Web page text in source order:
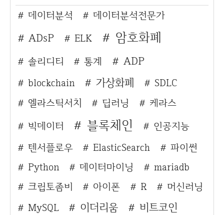
데이터분석 데이터분석전문가
ADsP ELK 암호화폐
솔리디티 통계 ADP
blockchain 가상화폐
SDLC
엘라스틱서치
딥러닝
케라스
빅데이터
블록체인
인공지능
텐서플로우
ElasticSearch
파이썬
Python
데이터마이닝
mariadb
크립토좀비
아이폰 R
머신러닝
MySQL
이더리움 비트코인